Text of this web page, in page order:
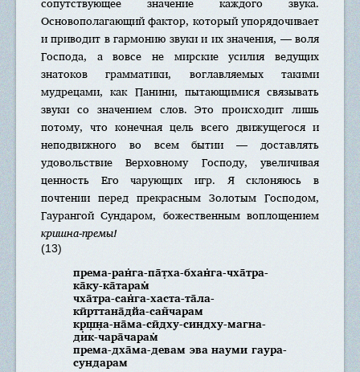
Основополагающий фактор, который упорядочивает
и приводит в гармонию звуки и их значения, — воля
Господа, а вовсе не мирские усилия ведущих
знатоков грамматики, воглавляемых такими
мудрецами, как Панини, пытающимися связывать
звуки со значением слов. Это происходит лишь
потому, что конечная цель всего движущегося и
неподвижного во всем бытии — доставлять
удовольствие Верховному Господу, увеличивая
ценность Его чарующих игр. Я склоняюсь в
почтении перед прекрасным Золотым Господом,
Гаурангой Сундаром, божественным воплощением
кришна-премы!
(13)
према-ран̇га-па̄т̣ха-бхан̇га-чха̄тра-
ка̄ку-ка̄тарам̇
чха̄тра-сан̇га-хаста-та̄ла-
кӣрттана̄дйа-сан̃чарам
кр̣ш̣н̣а-на̄ма-сӣдху-синдху-магна-
дик-чара̄чарам̇
према-дха̄ма-девам эва науми гаура-
сундарам